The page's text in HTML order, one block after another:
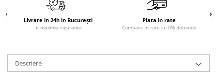
Livrare in 24h in București
In maxima siguranta
Plata in rate
Cumpara in rate cu 0% dobanda
Descriere